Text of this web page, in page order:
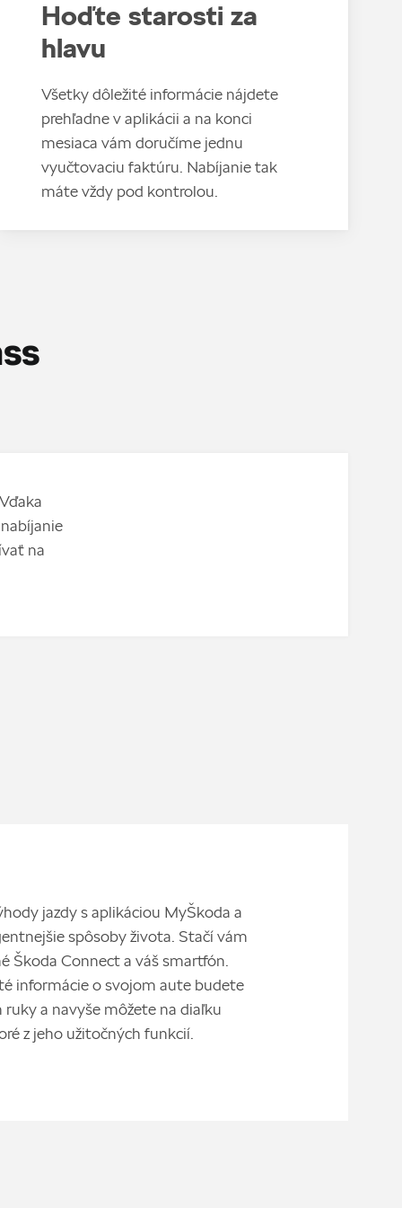
Hoďte starosti za
hlavu
Všetky dôležité informácie nájdete
prehľadne v aplikácii a na konci
mesiaca vám doručíme jednu
vyučtovaciu faktúru. Nabíjanie tak
máte vždy pod kontrolou.
na
jazdy s aplikáciou MyŠkoda a
spôsoby života. Stačí vám
Škoda Connect a váš smartfón.
informácie o svojom aute budete
a navyše môžete na diaľku
z jeho užitočných funkcií.